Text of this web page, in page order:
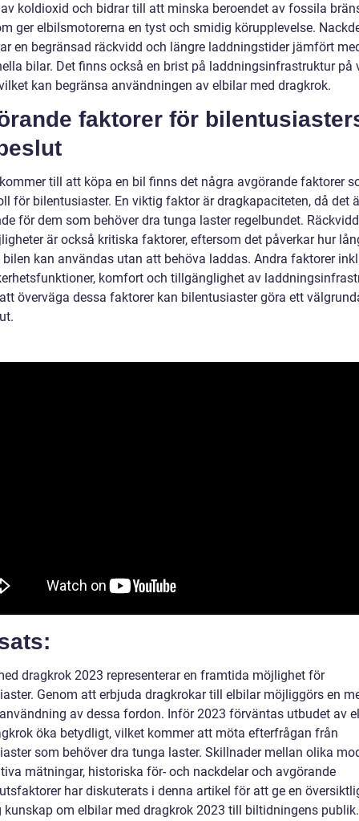
koldioxid och bidrar till att minska beroendet av fossila
ger elbilsmotorerna en tyst och smidig körupplevelse.
en begränsad räckvidd och längre laddningstider jämfört
bilar. Det finns också en brist på laddningsinfrastruktur på
kan begränsa användningen av elbilar med dragkrok.
faktorer för
till att köpa en bil finns det några avgörande faktorer
för bilentusiaster. En viktig faktor är dragkapaciteten, då det
för dem som behöver dra tunga laster regelbundet.
är också kritiska faktorer, eftersom det påverkar hur
kan användas utan att behöva laddas. Andra faktorer
komfort och tillgänglighet av
överväga dessa faktorer kan bilentusiaster göra ett
dragkrok 2023 representerar en framtida möjlighet för
Genom att erbjuda dragkrokar till elbilar möjliggörs en
av dessa fordon. Inför 2023 förväntas utbudet av
öka betydligt, vilket kommer att möta efterfrågan från
som behöver dra tunga laster. Skillnader mellan olika
mätningar, historiska för- och nackdelar och avgörande
har diskuterats i denna artikel för att ge en
kunskap om elbilar med dragkrok 2023 till biltidningens publik.